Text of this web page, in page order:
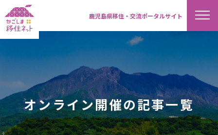
鹿児島県移住・交流ポータルサイト
オンライン開催の記事一覧